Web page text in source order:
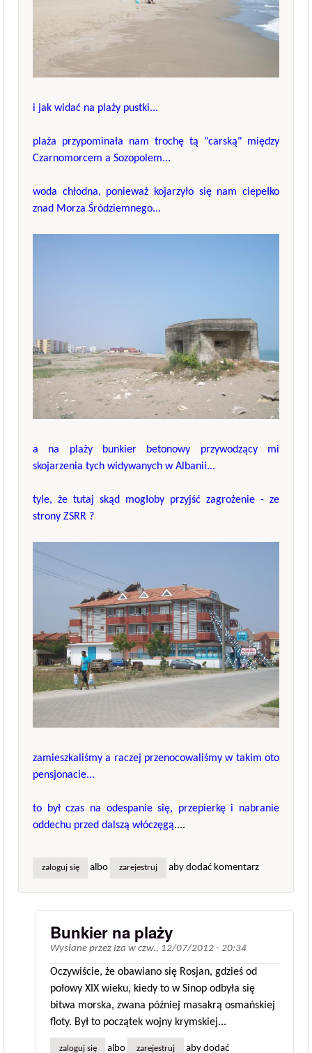
i jak widać na plaży pustki...
plaża przypominała nam trochę tą "carską" między
Czarnomorcem a Sozopolem...
woda chłodna, ponieważ kojarzyło się nam ciepełko
znad Morza Śródziemnego...
a na plaży bunkier betonowy przywodzący mi
skojarzenia tych widywanych w Albanii...
tyle, że tutaj skąd mogłoby przyjść zagrożenie - ze
strony ZSRR ?
zamieszkaliśmy a raczej przenocowaliśmy w takim oto
pensjonacie...
to był czas na odespanie się, przepierkę i nabranie
oddechu przed dalszą włóczęgą....
zaloguj się albo zarejestruj aby dodać komentarz
Bunkier na plaży
Wysłane przez Iza w czw., 12/07/2012 - 20:34
Oczywiście, że obawiano się Rosjan, gdzieś od
połowy XIX wieku, kiedy to w Sinop odbyła się
bitwa morska, zwana później masakrą osmańskiej
floty. Był to początek wojny krymskiej...
zaloguj się albo zarejestruj aby dodać